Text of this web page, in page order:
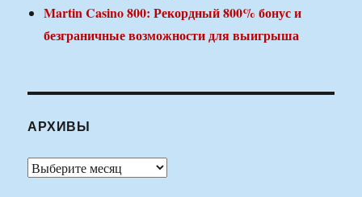
Martin Casino 800: Рекордный 800% бонус и
безграничные возможности для выигрыша
АРХИВЫ
Архивы